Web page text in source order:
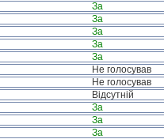
За
За
За
За
За
Не голосував
Не голосував
Відсутній
За
За
За